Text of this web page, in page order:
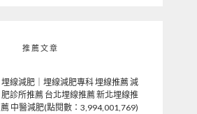
推薦文章
埋線減肥｜埋線減肥專科 埋線推薦 減
肥診所推薦 台北埋線推薦 新北埋線推
薦 中醫減肥(點閱數：3,994,001,769)